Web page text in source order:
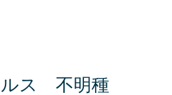
ルス 不明種